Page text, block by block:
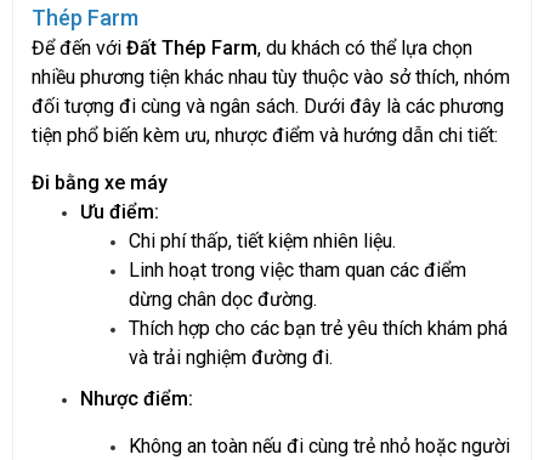
Thép Farm
Để đến với Đất Thép Farm, du khách có thể lựa chọn
nhiều phương tiện khác nhau tùy thuộc vào sở thích, nhóm
đối tượng đi cùng và ngân sách. Dưới đây là các phương
tiện phổ biến kèm ưu, nhược điểm và hướng dẫn chi tiết:
Đi bằng xe máy
Ưu điểm:
Chi phí thấp, tiết kiệm nhiên liệu.
Linh hoạt trong việc tham quan các điểm
dừng chân dọc đường.
Thích hợp cho các bạn trẻ yêu thích khám phá
và trải nghiệm đường đi.
Nhược điểm:
Không an toàn nếu đi cùng trẻ nhỏ hoặc người